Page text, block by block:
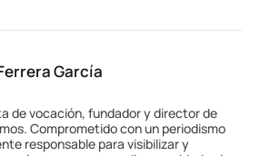
García
de vocación, fundador y director de
Comprometido con un periodismo
responsable para visibilizar y